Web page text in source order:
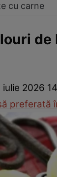
cu carne
de
iulie 2026
preferată